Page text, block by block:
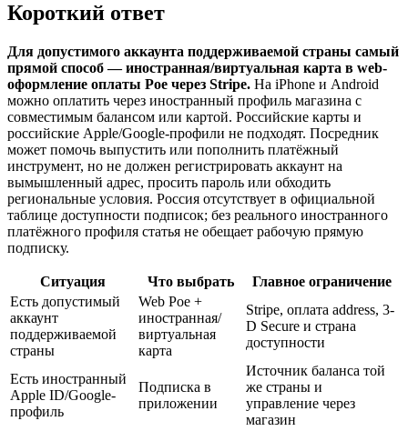
Короткий ответ
Для допустимого аккаунта поддерживаемой страны самый
прямой способ — иностранная/виртуальная карта в web-
оформление оплаты Poe через Stripe. На iPhone и Android
можно оплатить через иностранный профиль магазина с
совместимым балансом или картой. Российские карты и
российские Apple/Google-профили не подходят. Посредник
может помочь выпустить или пополнить платёжный
инструмент, но не должен регистрировать аккаунт на
вымышленный адрес, просить пароль или обходить
региональные условия. Россия отсутствует в официальной
таблице доступности подписок; без реального иностранного
платёжного профиля статья не обещает рабочую прямую
подписку.
Ситуация Что выбрать
Главное ограничение
Есть допустимый
аккаунт
поддерживаемой
страны
Web Poe +
иностранная/
виртуальная
карта
Stripe, оплата address, 3-
D Secure и страна
доступности
Есть иностранный
Apple ID/Google-
профиль
Подписка в
приложении
Источник баланса той
же страны и
управление через
магазин